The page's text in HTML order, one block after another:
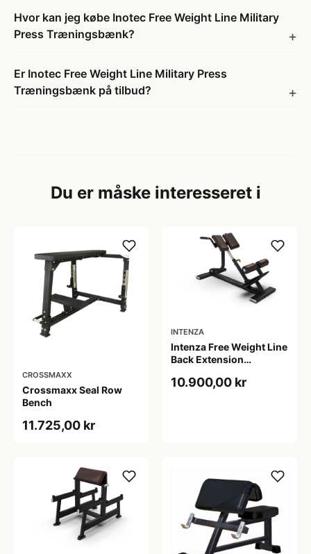
Hvor kan jeg købe Inotec Free Weight Line Military
Press Træningsbænk?
Er Inotec Free Weight Line Military Press
Træningsbænk på tilbud?
Du er måske interesseret i
CROSSMAXX
Crossmaxx Seal Row
Bench
11.725,00 kr
INTENZA
Intenza Free Weight Line
Back Extension
10.900,00 kr